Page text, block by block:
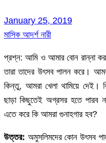
January 25, 2019
মাসিক আদর্শ নারী
প্রশ্ন: আমি ও আমার বোন রান্না
তারা তাদের উৎসব পালন করে।
কিন্তু, আমরা খেলা থামিয়ে
ছাড়া কিছুতেই অগ্রসর হতে পারব
এতে করে কি আমরা গুনাহগার হব?
উত্তর: অমুসলিমদের কোন উৎসব